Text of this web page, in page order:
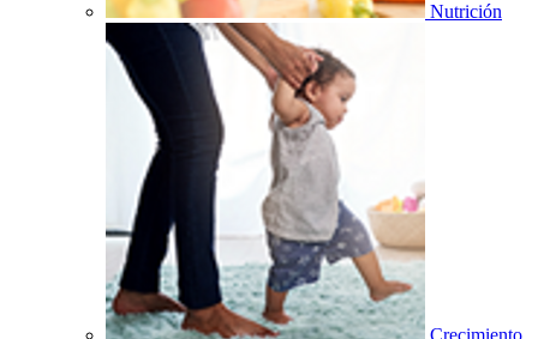
Nutrición
Crecimiento